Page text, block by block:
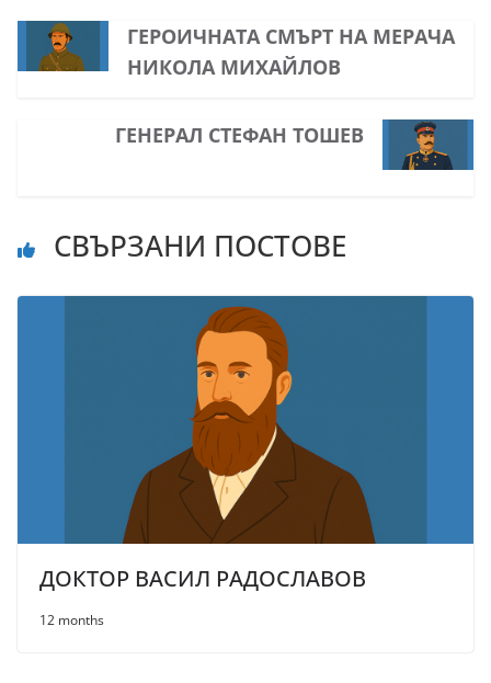
ГЕРОИЧНАТА СМЪРТ НА МЕРАЧА
НИКОЛА МИХАЙЛОВ
ГЕНЕРАЛ СТЕФАН ТОШЕВ
СВЪРЗАНИ ПОСТОВЕ
ДОКТОР ВАСИЛ РАДОСЛАВОВ
12 months